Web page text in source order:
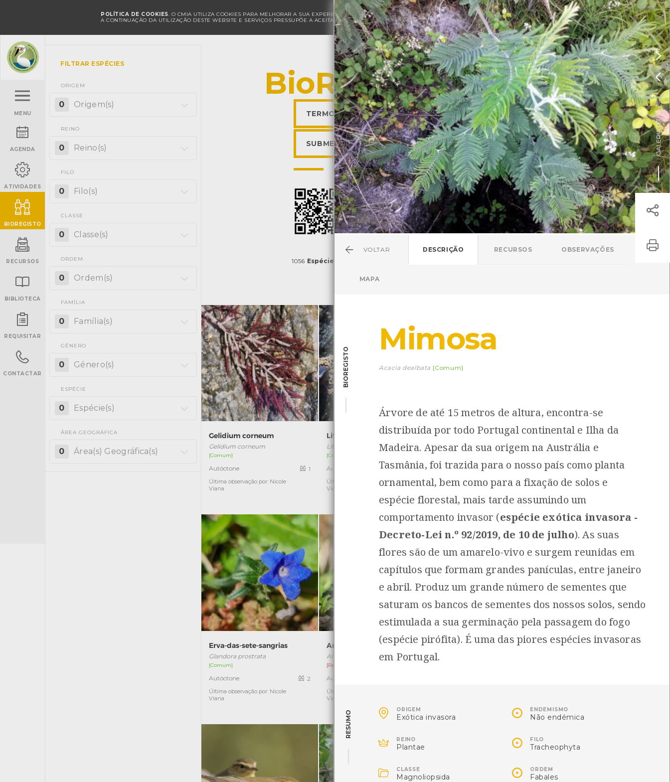
POLÍTICA DE COOKIES. O CMIA UTILIZA COOKIES PARA MELHORAR A SUA EXPERIÊNCIA DE NAVEGAÇÃO E PARA FINS ESTATÍSTICOS.
A CONTINUAÇÃO DA UTILIZAÇÃO DESTE WEBSITE E SERVIÇOS PRESSUPÕE A ACEITAÇÃO DA UTILIZAÇÃO DE COOKIES.POLÍTICA DE COOKIES 
HOJE
20º/20º
Pressione Enter
ENTRAR
MENU
AGENDA
ATIVIDADES
BIOREGISTO
RECURSOS
BIBLIOTECA
REQUISITAR
CONTACTAR
FILTRAR ESPÉCIES
ORIGEM
0 Origem(s)
REINO
0 Reino(s)
FILO
0 Filo(s)
CLASSE
0 Classe(s)
ORDEM
0 Ordem(s)
FAMÍLIA
0 Família(s)
GÉNERO
0 Género(s)
ESPÉCIE
0 Espécie(s)
ÁREA GEOGRÁFICA
0 Área(s) Geográfica(s)
BioRegisto
TERMOS DE UTILIZAÇÃO
SUBMETER OBSERVAÇÃO
Descarregar a app BioRegisto
1056 Espécies
Gelidium corneum
Gelidium corneum
[Comum]
Autóctone
Última observação por: Nicole
Viana
1
Lithophyllum byssoides
Lithophyllum byssoides
[Comum]
Autóctone
Última observação por: Nicole
Viana
5
Alga-nodosa
Ascophyllum nodosum
Autóctone
Última observação por: Nicole
2
Falso-musgo-irlandês
Mastocarpus stellatus
Autóctone
Última observação por: Nicole
Erva-das-sete-sangrias
Glandora prostrata
[Comum]
Autóctone
Última observação por: Nicole
Viana
2
Anémona-dos-bosques
Anemone trifolia
[Raro]
Autóctone
Última observação por: Nicole
Viana
Combatente Chilreta


GALERIA [
1/1
]
VOLTAR DESCRIÇÃO RECURSOS OBSERVAÇÕES
MAPA
BIOREGISTO
Mimosa
Acacia dealbata [Comum]
Árvore de até 15 metros de altura, encontra-se
distribuída por todo Portugal continental e Ilha da
Madeira. Apesar da sua origem na Austrália e
Tasmânia, foi trazida para o nosso país como planta
ornamental, bem como para a fixação de solos e
espécie florestal, mais tarde assumindo um
comportamento invasor (espécie exótica invasora -
Decreto-Lei n.º 92/2019, de 10 de julho). As suas
flores são de um amarelo-vivo e surgem reunidas em
capítulos que formam grandes panículas, entre janeiro
e abril. Produz um grande número de sementes que
saturam os bancos de sementes dos nossos solos, sendo
estimulada a sua germinação pela passagem do fogo
(espécie pirófita). É uma das piores espécies invasoras
em Portugal.
RESUMO  ORIGEM
Exótica invasora  ENDEMISMO
Não endémica
 REINO
Plantae  FILO
Tracheophyta
 CLASSE
Magnoliopsida  ORDEM
Fabales